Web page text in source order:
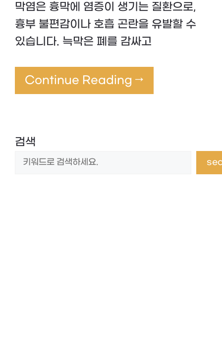
막염은 흉막에 염증이 생기는 질환으로,
흉부 불편감이나 호흡 곤란을 유발할 수
있습니다. 늑막은 폐를 감싸고
Continue Reading →
검색